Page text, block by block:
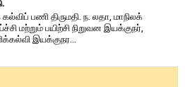
பணி திருமதி. ந. லதா, மாநிலக்
மற்றும் பயிற்சி நிறுவன இயக்குநர்,
இயக்குநர...